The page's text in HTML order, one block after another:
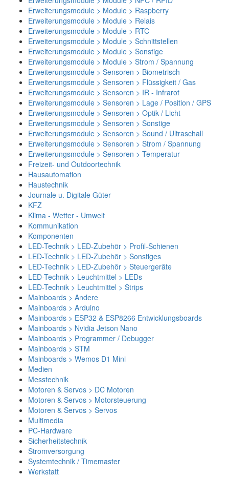
Erweiterungsmodule > Module > Raspberry
Erweiterungsmodule > Module > Relais
Erweiterungsmodule > Module > RTC
Erweiterungsmodule > Module > Schnittstellen
Erweiterungsmodule > Module > Sonstige
Erweiterungsmodule > Module > Strom / Spannung
Erweiterungsmodule > Sensoren > Biometrisch
Erweiterungsmodule > Sensoren > Flüssigkeit / Gas
Erweiterungsmodule > Sensoren > IR - Infrarot
Erweiterungsmodule > Sensoren > Lage / Position / GPS
Erweiterungsmodule > Sensoren > Optik / Licht
Erweiterungsmodule > Sensoren > Sonstige
Erweiterungsmodule > Sensoren > Sound / Ultraschall
Erweiterungsmodule > Sensoren > Strom / Spannung
Erweiterungsmodule > Sensoren > Temperatur
Freizeit- und Outdoortechnik
Hausautomation
Haustechnik
Journale u. Digitale Güter
KFZ
Klima - Wetter - Umwelt
Kommunikation
Komponenten
LED-Technik > LED-Zubehör > Profil-Schienen
LED-Technik > LED-Zubehör > Sonstiges
LED-Technik > LED-Zubehör > Steuergeräte
LED-Technik > Leuchtmittel > LEDs
LED-Technik > Leuchtmittel > Strips
Mainboards > Andere
Mainboards > Arduino
Mainboards > ESP32 & ESP8266 Entwicklungsboards
Mainboards > Nvidia Jetson Nano
Mainboards > Programmer / Debugger
Mainboards > STM
Mainboards > Wemos D1 Mini
Medien
Messtechnik
Motoren & Servos > DC Motoren
Motoren & Servos > Motorsteuerung
Motoren & Servos > Servos
Multimedia
PC-Hardware
Sicherheitstechnik
Stromversorgung
Systemtechnik / Timemaster
Werkstatt